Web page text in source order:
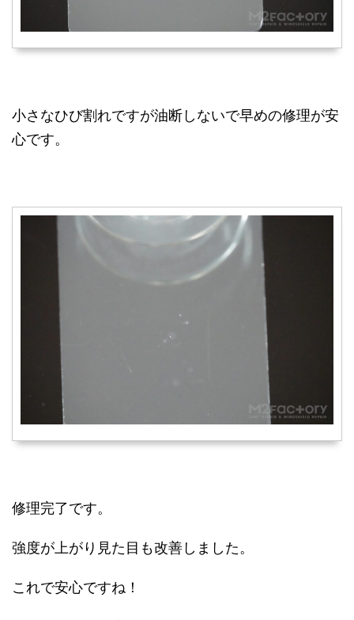
小さなひび割れですが油断しないで早めの修理が安
心です。
修理完了です。
強度が上がり見た目も改善しました。
これで安心ですね！